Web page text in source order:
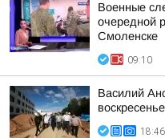
Военные
очередной
Смоленске
09:10
Василий
18:46